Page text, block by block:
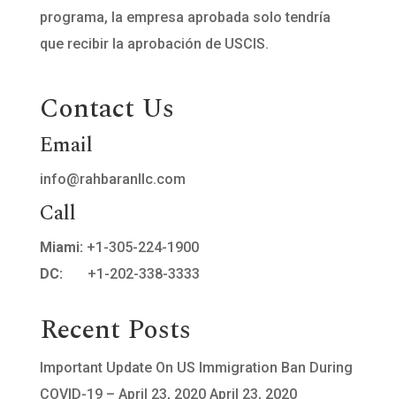
programa, la empresa aprobada solo tendría
que recibir la aprobación de USCIS.
Contact Us
Email
info@rahbaranllc.com
Call
Miami: +1-305-224-1900
DC:
+1-202-338-3333
Recent Posts
Important Update On US Immigration Ban During
COVID-19 – April 23, 2020 April 23, 2020